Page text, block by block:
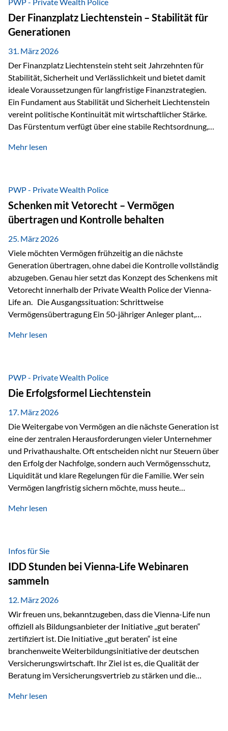
heißt das:Diese Gelder gehören im Konkursfall nicht zur
allgemeinen Konkursmasse, sondern werden ausschließlich
zur Erfüllung…
Der Finanzplatz Liechtenstein – Stabilität für
Generationen
31. März 2026
Der Finanzplatz Liechtenstein steht seit Jahrzehnten für
Stabilität, Sicherheit und Verlässlichkeit und bietet damit
ideale Voraussetzungen für langfristige Finanzstrategien.
Ein Fundament aus Stabilität und Sicherheit Liechtenstein
vereint politische Kontinuität mit wirtschaftlicher Stärke.
Das Fürstentum verfügt über eine stabile Rechtsordnung,
monarchischen Elementen basiert. Diese Struktur schafft
und Unternehmen. Ein wesentliches Merkmal ist die
Staatsfinanzierung: Liechtenstein weist keine
Staatsschulden auf, und der Schutz der wirtschaftlichen
Interessen der Bevölkerung ist in der Verfassung verankert.
Besonders hervorzuheben ist hierbei Artikel 14 der
liechtensteinischen Verfassung. Darin…
Mehr lesen
PWP - Private Wealth Police
Schenken mit Vetorecht – Vermögen
übertragen und Kontrolle behalten
25. März 2026
Viele möchten Vermögen frühzeitig an die nächste
Generation übertragen, ohne dabei die Kontrolle vollständig
abzugeben. Genau hier setzt das Konzept des Schenkens mit
Vetorecht innerhalb der Private Wealth Police der Vienna-
Life an. Die Ausgangssituation: Schrittweise
Vermögensübertragung Ein 50-jähriger Anleger plant,
der steuerliche Freibetrag optimal genutzt werden, sondern
strukturierte, langfristige Vermögensübertragung, ohne die
Kontrolle vollständig aus der Hand zu geben. Die Lösung:
Abschmelzung mit Vetorecht Die Umsetzung erfolgt über die
Private Wealth Police…
Mehr lesen
PWP - Private Wealth Police
Die Erfolgsformel Liechtenstein
17. März 2026
Die Weitergabe von Vermögen an die nächste Generation ist
eine der zentralen Herausforderungen vieler Unternehmer
und Privathaushalte. Oft entscheiden nicht nur Steuern über
den Erfolg der Nachfolge, sondern auch Vermögensschutz,
Liquidität und klare Regelungen für die Familie. Wer sein
Vermögen langfristig sichern möchte, muss heute
„Erfolgsformel Liechtenstein“, herausgegeben und verfasst
Vermögensschutz strategisch miteinander verbindet.
Warum klassische Nachfolgeplanung oft scheitert Viele
Vermögen werden erst im Todesfall übertragen. Das kann zu
Problemen führen: Hohe Erbschaftsteuern Streitigkeiten
zwischen Erben Liquiditätsprobleme bei Immobilien…
Mehr lesen
Infos für Sie
IDD Stunden bei Vienna-Life Webinaren
sammeln
12. März 2026
Wir freuen uns, bekanntzugeben, dass die Vienna-Life nun
offiziell als Bildungsanbieter der Initiative „gut beraten“
zertifiziert ist. Die Initiative „gut beraten“ ist eine
branchenweite Weiterbildungsinitiative der deutschen
Versicherungswirtschaft. Ihr Ziel ist es, die Qualität der
Beratung im Versicherungsvertrieb zu stärken und die
Personen transparent zu dokumentieren. Seit der
Mehr lesen